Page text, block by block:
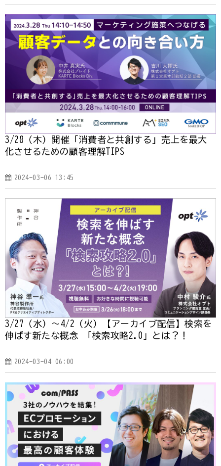
3/28（木）開催「消費者と共創する」売上を最大
化させるための顧客理解TIPS
2024-03-06 13:45
3/27（水）～4/2（火）【アーカイブ配信】検索を
伸ばす新たな概念 「検索攻略2.0」とは？！
2024-03-04 06:00